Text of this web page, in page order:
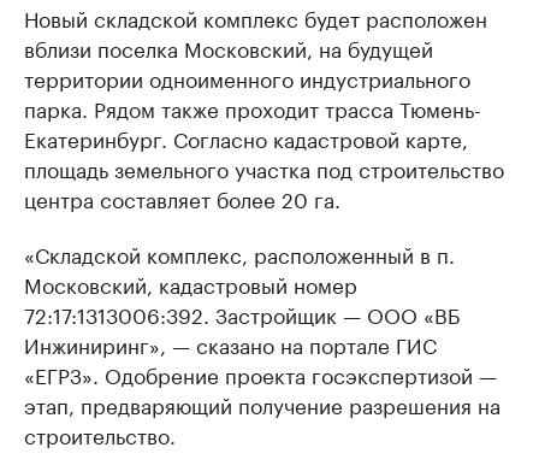
Новый складской комплекс будет расположен
вблизи поселка Московский, на будущей
территории одноименного индустриального
парка. Рядом также проходит трасса Тюмень-
Екатеринбург. Согласно кадастровой карте,
площадь земельного участка под строительство
центра составляет более 20 га.
«Складской комплекс, расположенный в п.
Московский, кадастровый номер
72:17:1313006:392. Застройщик — ООО «ВБ
Инжиниринг», — сказано на портале ГИС
«ЕГРЗ». Одобрение проекта госэкспертизой —
этап, предваряющий получение разрешения на
строительство.